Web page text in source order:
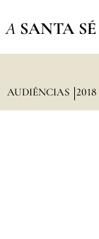
A SANTA SÉ
AUDIÊNCIAS 2018